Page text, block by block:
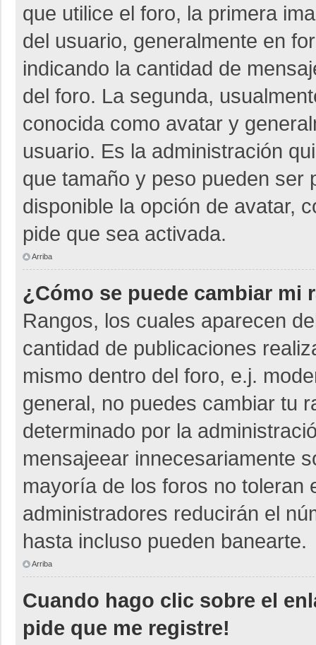
que utilice el foro, la primera
del usuario, generalmente en
indicando la cantidad de
del foro. La segunda,
conocida como avatar y
usuario. Es la administración
que tamaño y peso pueden ser
disponible la opción de avatar,
pide que sea activada.
Arriba
¿Cómo se puede cambiar mi
Rangos, los cuales aparecen
cantidad de publicaciones
mismo dentro del foro, e.j.
general, no puedes cambiar tu
determinado por la
mensajeear innecesariamente
mayoría de los foros no toleran
administradores reducirán el
hasta incluso pueden banearte.
Arriba
Cuando hago clic sobre el
pide que me registre!